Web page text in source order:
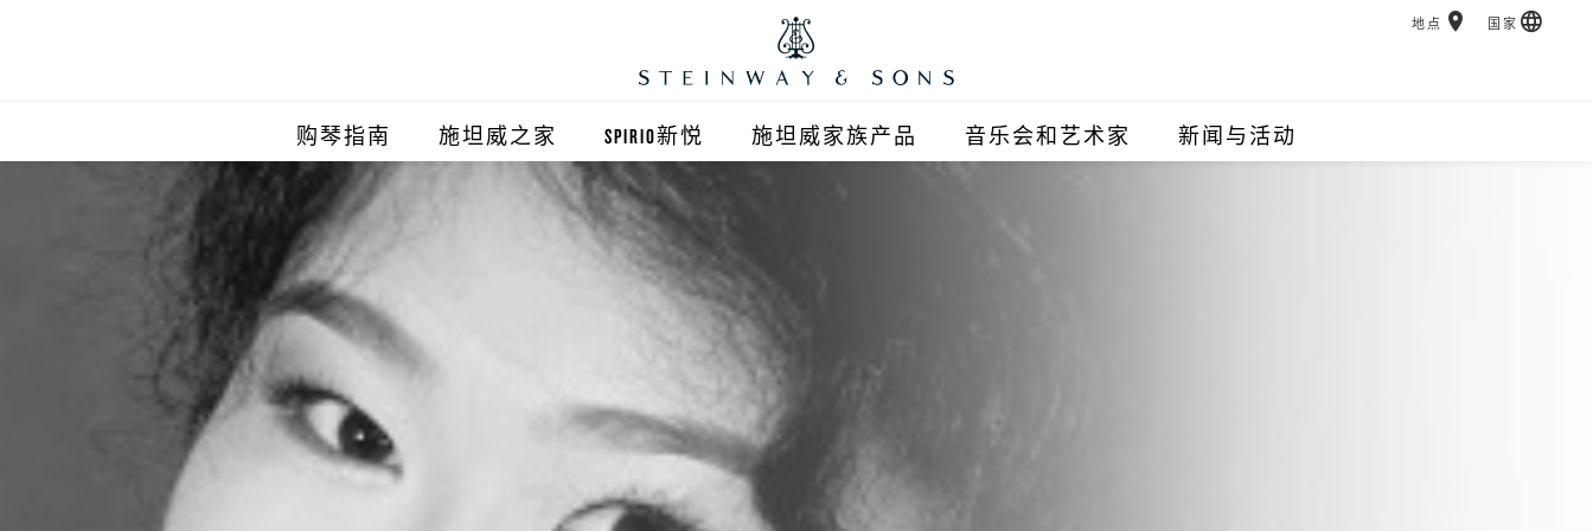
购琴指南 施坦威之家
施坦威之家北京
施坦威顺义旗舰店
施坦威之家西安
施坦威之家杭州
SPIRIO新悦 施坦威家族产品
艾塞克斯钢琴
音乐会和艺术家 新闻与活动
地点 国家